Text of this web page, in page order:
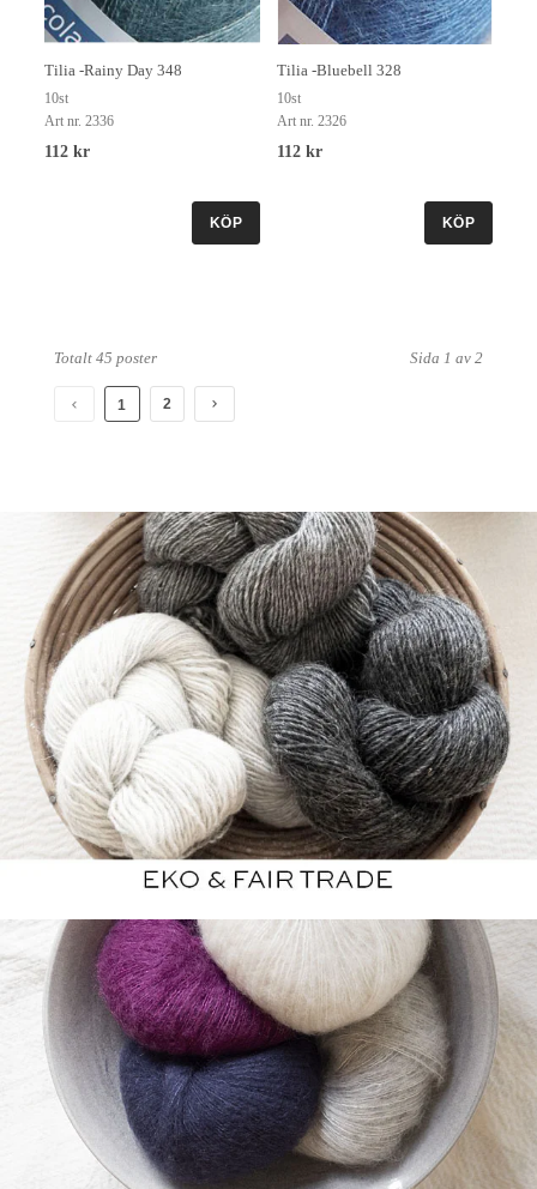
Tilia -Rainy Day 348
10st
Art nr. 2336
112 kr
KÖP
Tilia -Bluebell 328
10st
Art nr. 2326
112 kr
KÖP
Totalt 45 poster Sida 1 av 2
1 2